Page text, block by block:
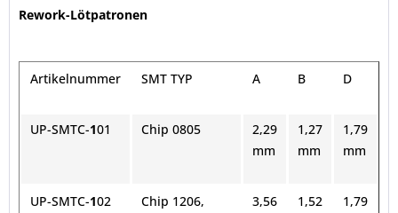
Rework-Lötpatronen
Artikelnummer SMT TYP A B D
UP-SMTC-101 Chip 0805
2,29
mm
1,27
mm
1,79
mm
UP-SMTC-102
Chip 1206,
3,56
1,52
1,79